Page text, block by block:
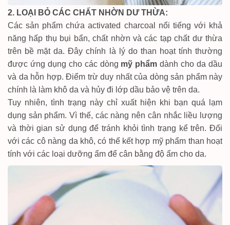
2. LOẠI BỎ CÁC CHẤT NHỜN DƯ THỪA:
Các sản phẩm chứa activated charcoal nổi tiếng với khả
năng hấp thụ bụi bẩn, chất nhờn và các tạp chất dư thừa
trên bề mặt da. Đây chính là lý do than hoạt tính thường
được ứng dụng cho các dòng mỹ phẩm dành cho da dầu
và da hỗn hợp. Điểm trừ duy nhất của dòng sản phẩm này
chính là làm khô da và hủy đi lớp dầu bảo vệ trên da.
Tuy nhiên, tình trạng này chỉ xuất hiện khi bạn quá lạm
dụng sản phẩm. Vì thế, các nàng nên cân nhắc liều lượng
và thời gian sử dụng để tránh khỏi tình trạng kể trên. Đối
với các cô nàng da khô, có thể kết hợp mỹ phẩm than hoạt
tính với các loại dưỡng ẩm để cân bằng độ ẩm cho da.